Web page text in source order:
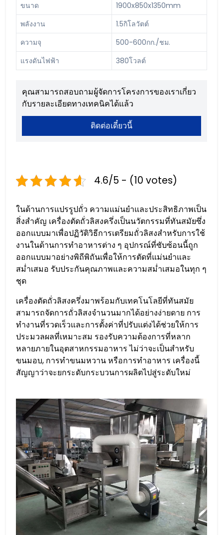
ขนาด
1900x850x1350mm
พลังงาน
1.5กิโลวัตต์
ความจุ
500-600กก./ชม.
แรงดันไฟฟ้า
380โวลต์
คุณสามารถสอบถามผู้จัดการโครงการของเราเกี่ยว
กับรายละเอียดทางเทคนิคได้แล้ว
ติดต่อเดี๋ยวนี้
4.6/5 - (10 votes)
ในด้านการแปรรูปถั่ว ความแม่นยำและประสิทธิภาพเป็น
สิ่งสำคัญ เครื่องตัดถั่วลิสงครึ่งเป็นนวัตกรรมที่ทันสมัยซึ่ง
ออกแบบมาเพื่อปฏิวัติวิธีการเตรียมถั่วลิสงสำหรับการใช้
งานในด้านการทำอาหารต่าง ๆ อุปกรณ์ที่ซับซ้อนนี้ถูก
ออกแบบมาอย่างพิถีพิถันเพื่อให้การตัดที่แม่นยำและ
สม่ำเสมอ รับประกันคุณภาพและความสม่ำเสมอในทุก ๆ
ชุด
เครื่องตัดถั่วลิสงครึ่งมาพร้อมกับเทคโนโลยีที่ทันสมัย
สามารถจัดการถั่วลิสงจำนวนมากได้อย่างง่ายดาย การ
ทำงานที่รวดเร็วและการตั้งค่าที่ปรับแต่งได้ช่วยให้การ
ประมวลผลที่เหมาะสม รองรับความต้องการที่หลาก
หลายภายในอุตสาหกรรมอาหาร ไม่ว่าจะเป็นสำหรับ
ขนมอบ, การทำขนมหวาน หรือการทำอาหาร เครื่องนี้
สัญญาว่าจะยกระดับกระบวนการผลิตไปสู่ระดับใหม่